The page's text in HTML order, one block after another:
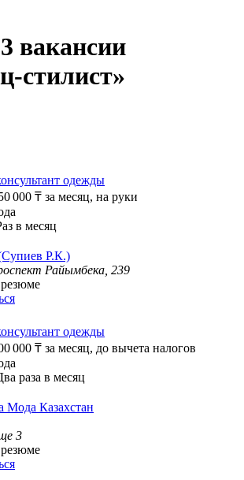
вакансии
стилист»
одежды
000 ₸ за месяц, на руки
в месяц
Р.К.)
Райымбека, 239
одежды
000 ₸ за месяц, до вычета налогов
раза в месяц
Мода Казахстан
3